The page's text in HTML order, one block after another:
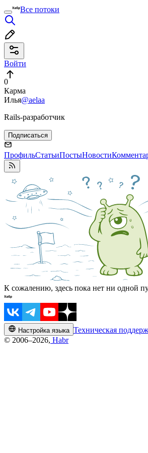
Все потоки
Войти
0
Карма
Илья@aelaa
Rails-разработчик
Подписаться
ПрофильСтатьиПостыНовости
К сожалению, здесь пока нет ни одной
Настройка языка Техническая
© 2006–2026, Habr